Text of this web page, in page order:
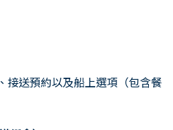
接送預約以及船上選項（包含餐